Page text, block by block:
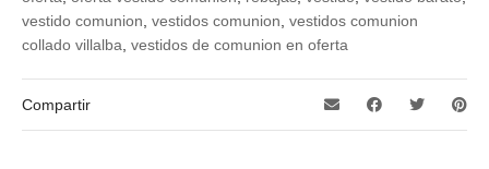
vestido comunion, vestidos comunion, vestidos comunion
collado villalba, vestidos de comunion en oferta
Compartir